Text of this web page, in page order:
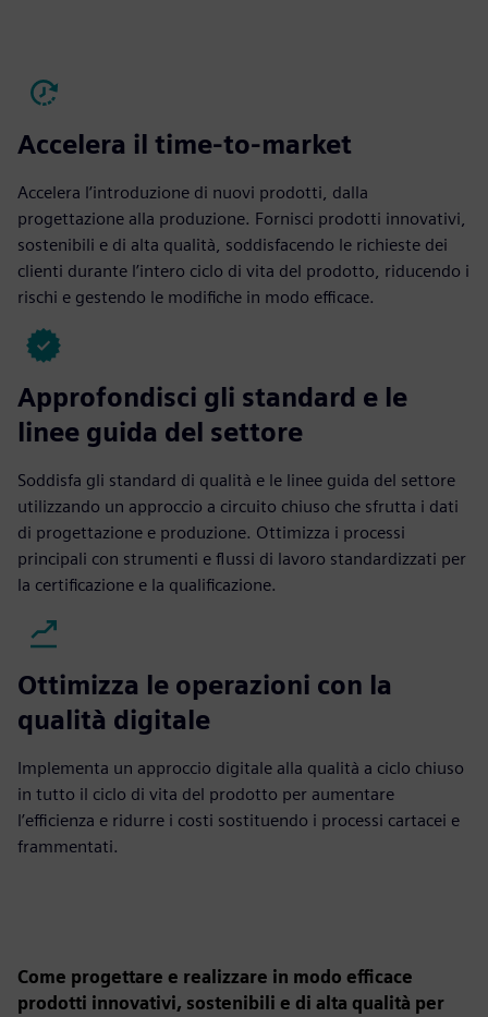
Accelera il time-to-market
Accelera l’introduzione di nuovi prodotti, dalla
progettazione alla produzione. Fornisci prodotti innovativi,
sostenibili e di alta qualità, soddisfacendo le richieste dei
clienti durante l’intero ciclo di vita del prodotto, riducendo i
rischi e gestendo le modifiche in modo efficace.
Approfondisci gli standard e le
linee guida del settore
Soddisfa gli standard di qualità e le linee guida del settore
utilizzando un approccio a circuito chiuso che sfrutta i dati
di progettazione e produzione. Ottimizza i processi
principali con strumenti e flussi di lavoro standardizzati per
la certificazione e la qualificazione.
Ottimizza le operazioni con la
qualità digitale
Implementa un approccio digitale alla qualità a ciclo chiuso
in tutto il ciclo di vita del prodotto per aumentare
l’efficienza e ridurre i costi sostituendo i processi cartacei e
frammentati.
Come progettare e realizzare in modo efficace
prodotti innovativi, sostenibili e di alta qualità per